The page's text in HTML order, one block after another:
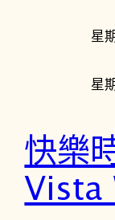
星
星
快樂
Vista